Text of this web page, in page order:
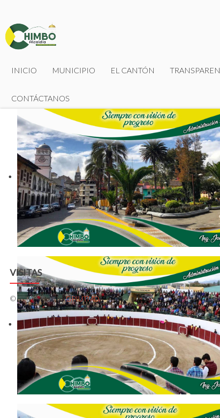
INICIO MUNICIPIO EL CANTÓN
CONTÁCTANOS
VISITAS
© 2009-2026 byGPIUTMD
INFORME TÉCNICO DE
REQUISITOS
MÍNIMOS PARA
REGISTRO DE LA
DEL
CANTÓN CHIMBO.